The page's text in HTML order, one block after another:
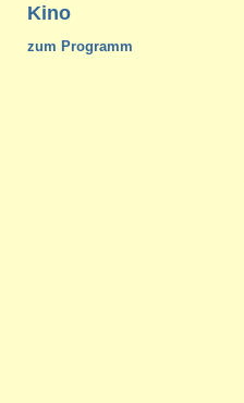
Kino
zum Programm